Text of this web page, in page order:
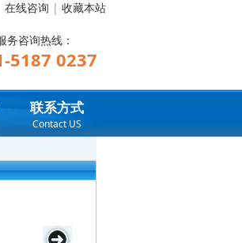
在线咨询 | 收藏本站
务咨询热线：
5187 0237
联系方式
Contact US